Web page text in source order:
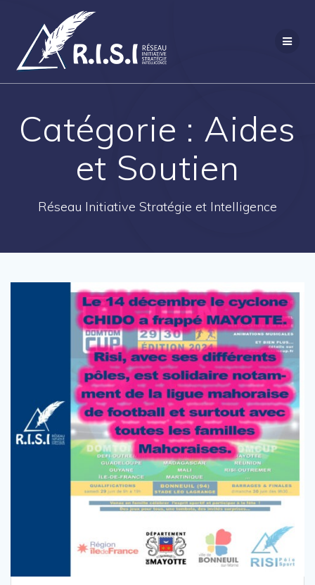
Catégorie : Aides
et Soutien
Réseau Initiative Stratégie et Intelligence